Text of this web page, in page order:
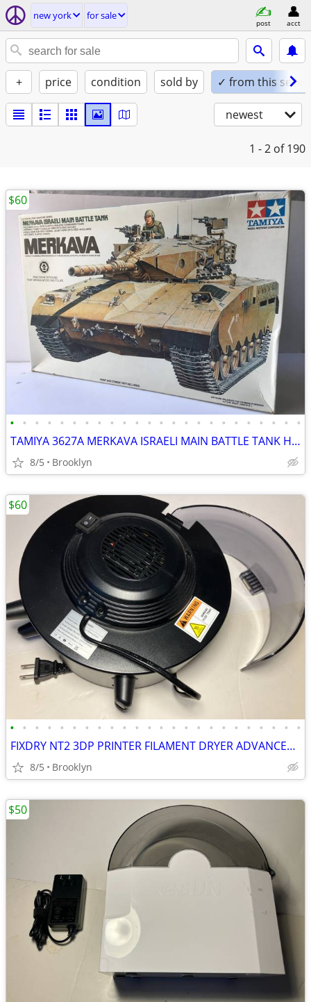
new york for sale
post acct
+ price condition sold by ✓ from this seller
newest
1 - 2 of 190
• • • • • • • • • • • • • • • • • • • • • • • •
TAMIYA 3627A MERKAVA ISRAELI MAIN BATTLE TANK HIGH DETAIL SCALE MODEL
8/5 Brooklyn
$60
• • • • • • • • • • • • • • • • • • • • • • • •
FIXDRY NT2 3DP PRINTER FILAMENT DRYER ADVANCED MOISTURE CONTROL SYSTEM
8/5 Brooklyn
$60
$50